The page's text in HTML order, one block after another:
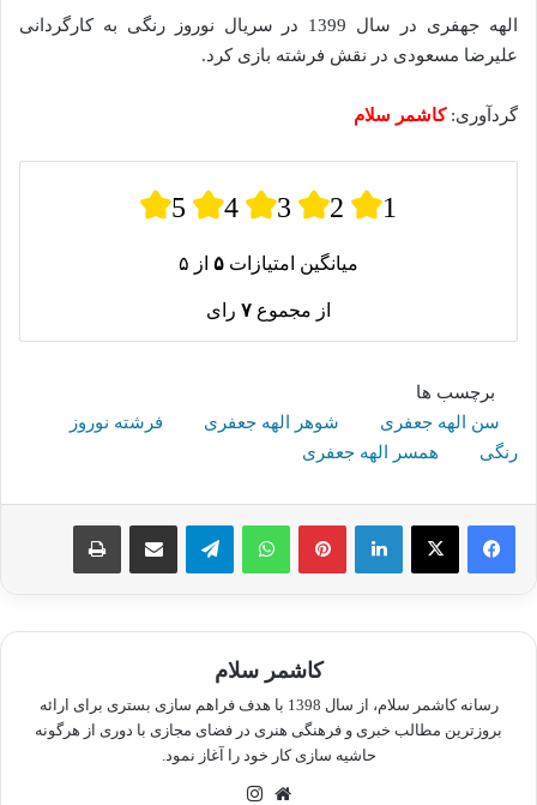
الهه جهفری در سال 1399 در سریال نوروز رنگی به کارگردانی
علیرضا مسعودی در نقش فرشته بازی کرد.
گردآوری:کاشمر سلام
5 4 3 2 1
میانگین امتیازات ۵ از ۵
از مجموع ۷ رای
برچسب ها
سن الهه جعفری
شوهر الهه جعفری
فرشته نوروز
رنگی
همسر الهه جعفری
لینکدین پینترستواتس آپ تلگرام اشتراک گذاری از طریق ایمیل چاپ
کاشمر سلام
رسانه کاشمر سلام، از سال 1398 با هدف فراهم سازی بستری برای ارائه
بروزترین مطالب خبری و فرهنگی هنری در فضای مجازی با دوری از هرگونه
حاشیه سازی کار خود را آغاز نمود.
وبسایت